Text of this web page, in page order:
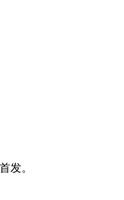
发。